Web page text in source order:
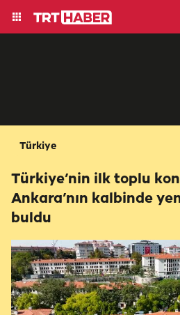
Türkiye
Türkiye’nin ilk toplu
Ankara’nın kalbinde
buldu